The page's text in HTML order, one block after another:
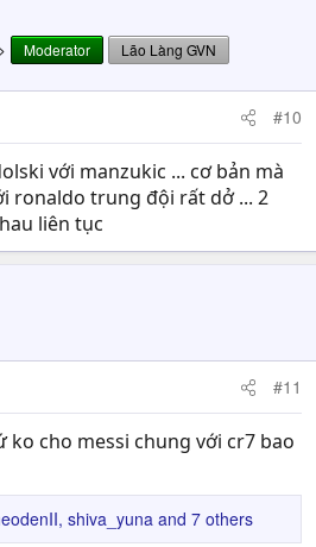
Moderator Lão Làng GVN
#10
với manzukic ... cơ bản mà
ronaldo trung đội rất dở ... 2
liên tục
#11
ko cho messi chung với cr7 bao
, shiva_yuna and 7 others